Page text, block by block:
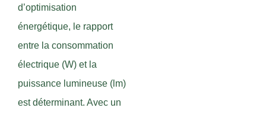
d’optimisation
énergétique, le rapport
entre la consommation
électrique (W) et la
puissance lumineuse (lm)
est déterminant. Avec un